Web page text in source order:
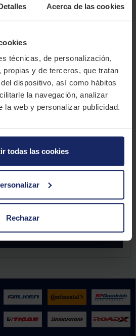
Acerca de las cookies
técnicas, de personalización,
y de terceros, que tratan
dispositivo, así como hábitos
la navegación, analizar
la web y personalizar publicidad.
todas las cookies
Rechazar
cita en tu taller El Paso 2000 antes del
en
Compra ahora tus neumáticos de moto de
precio.
PREVIA MOTO
modelos Karoo Street, Roadtec 02, Roadtec 01 SE,
Next 2 con montaje en El Paso 2000 antes del
por DNI/NIF. Consulta las condiciones legales